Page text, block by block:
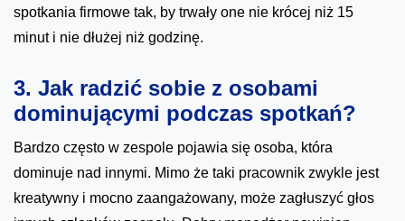
spotkania firmowe tak, by trwały one nie krócej niż 15
minut i nie dłużej niż godzinę.
3. Jak radzić sobie z osobami
dominującymi podczas spotkań?
Bardzo często w zespole pojawia się osoba, która
dominuje nad innymi. Mimo że taki pracownik zwykle jest
kreatywny i mocno zaangażowany, może zagłuszyć głos